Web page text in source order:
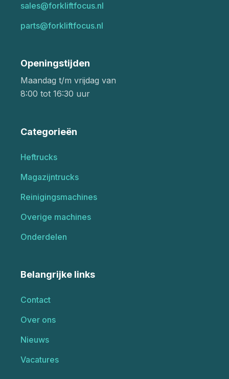
sales@forkliftfocus.nl
parts@forkliftfocus.nl
Openingstijden
Maandag t/m vrijdag van
8:00 tot 16:30 uur
Categorieën
Heftrucks
Magazijntrucks
Reinigingsmachines
Overige machines
Onderdelen
Belangrijke links
Contact
Over ons
Nieuws
Vacatures